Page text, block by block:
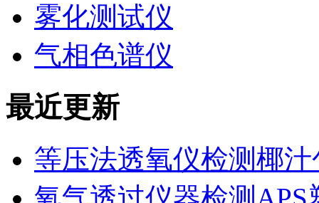
雾化测试仪
气相色谱仪
最近更新
等压法透氧仪检测椰